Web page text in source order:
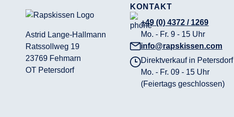
Astrid Lange-Hallmann
Ratssollweg 19
23769 Fehmarn
OT Petersdorf
KONTAKT
+49 (0) 4372 / 1269
Mo. - Fr. 9 - 15 Uhr
info@rapskissen.com
Direktverkauf in Petersdorf
Mo. - Fr. 09 - 15 Uhr
(Feiertags geschlossen)